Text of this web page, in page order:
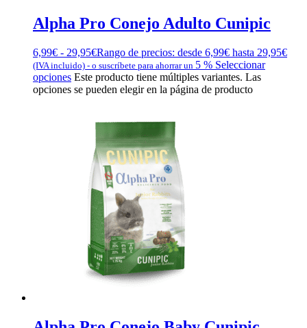
Alpha Pro Conejo Adulto Cunipic
6,99€ - 29,95€Rango de precios: desde 6,99€ hasta 29,95€
(IVA incluido) - o suscríbete para ahorrar un 5 % Seleccionar
opciones Este producto tiene múltiples variantes. Las
opciones se pueden elegir en la página de producto